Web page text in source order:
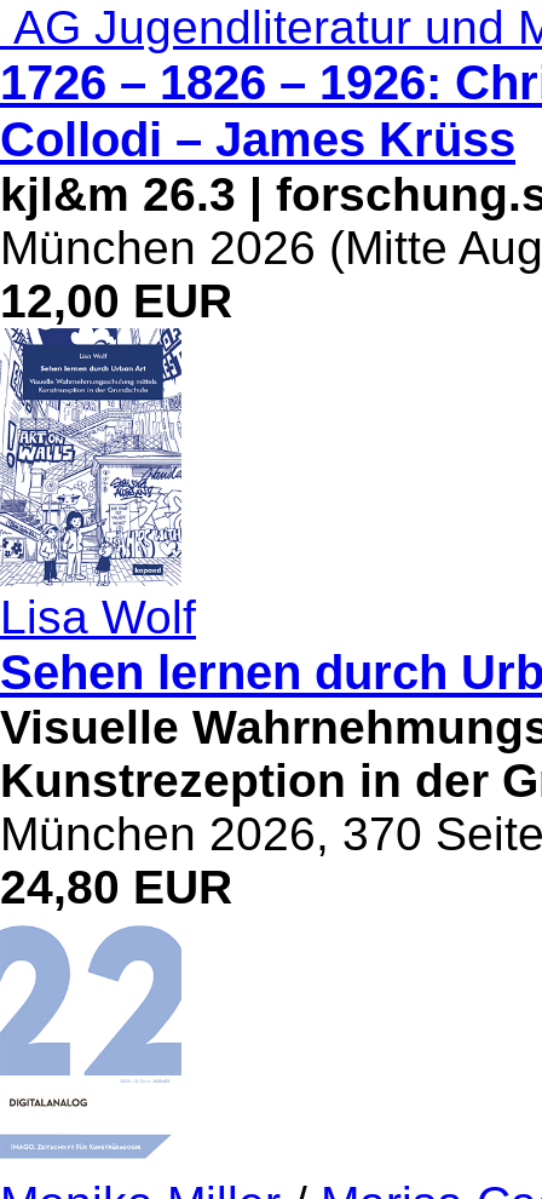
AG Jugendliteratur und
1726 – 1826 – 1926:
Collodi – James Krüss
kjl&m 26.3 |
München 2026 (Mitte
12,00 EUR
Lisa Wolf
Sehen lernen durch
Visuelle
Kunstrezeption in der
München 2026, 370
24,80 EUR